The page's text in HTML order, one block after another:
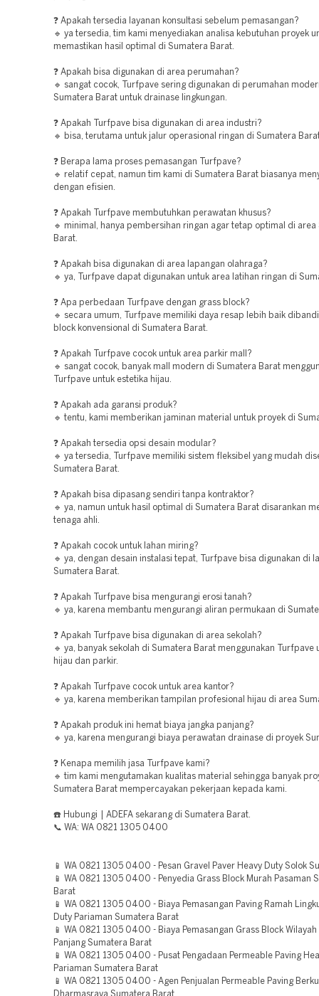
❓ Apakah tersedia layanan konsultasi sebelum pemasangan?
🔹 ya tersedia, tim kami menyediakan analisa kebutuhan proyek
memastikan hasil optimal di Sumatera Barat.
❓ Apakah bisa digunakan di area perumahan?
🔹 sangat cocok, Turfpave sering digunakan di perumahan
Sumatera Barat untuk drainase lingkungan.
❓ Apakah Turfpave bisa digunakan di area industri?
🔹 bisa, terutama untuk jalur operasional ringan di Sumatera
❓ Berapa lama proses pemasangan Turfpave?
🔹 relatif cepat, namun tim kami di Sumatera Barat biasanya
dengan efisien.
❓ Apakah Turfpave membutuhkan perawatan khusus?
🔹 minimal, hanya pembersihan ringan agar tetap optimal di area
Barat.
❓ Apakah bisa digunakan di area lapangan olahraga?
🔹 ya, Turfpave dapat digunakan untuk area latihan ringan di
❓ Apa perbedaan Turfpave dengan grass block?
🔹 secara umum, Turfpave memiliki daya resap lebih baik
block konvensional di Sumatera Barat.
❓ Apakah Turfpave cocok untuk area parkir mall?
🔹 sangat cocok, banyak mall modern di Sumatera Barat
Turfpave untuk estetika hijau.
❓ Apakah ada garansi produk?
🔹 tentu, kami memberikan jaminan material untuk proyek di
❓ Apakah tersedia opsi desain modular?
🔹 ya tersedia, Turfpave memiliki sistem fleksibel yang mudah
Sumatera Barat.
❓ Apakah bisa dipasang sendiri tanpa kontraktor?
🔹 ya, namun untuk hasil optimal di Sumatera Barat disarankan
tenaga ahli.
❓ Apakah cocok untuk lahan miring?
🔹 ya, dengan desain instalasi tepat, Turfpave bisa digunakan di
Sumatera Barat.
❓ Apakah Turfpave bisa mengurangi erosi tanah?
🔹 ya, karena membantu mengurangi aliran permukaan di
❓ Apakah Turfpave bisa digunakan di area sekolah?
🔹 ya, banyak sekolah di Sumatera Barat menggunakan Turfpave
hijau dan parkir.
❓ Apakah Turfpave cocok untuk area kantor?
🔹 ya, karena memberikan tampilan profesional hijau di area
❓ Apakah produk ini hemat biaya jangka panjang?
🔹 ya, karena mengurangi biaya perawatan drainase di proyek
❓ Kenapa memilih jasa Turfpave kami?
🔹 tim kami mengutamakan kualitas material sehingga banyak
Sumatera Barat mempercayakan pekerjaan kepada kami.
☎️ Hubungi | ADEFA sekarang di Sumatera Barat.
📞 WA: WA 0821 1305 0400
📱 WA 0821 1305 0400 - Pesan Gravel Paver Heavy Duty Solok
📱 WA 0821 1305 0400 - Penyedia Grass Block Murah Pasaman
Barat
📱 WA 0821 1305 0400 - Biaya Pemasangan Paving Ramah
Duty Pariaman Sumatera Barat
📱 WA 0821 1305 0400 - Biaya Pemasangan Grass Block Wilayah
Panjang Sumatera Barat
📱 WA 0821 1305 0400 - Pusat Pengadaan Permeable Paving
Pariaman Sumatera Barat
📱 WA 0821 1305 0400 - Agen Penjualan Permeable Paving
Dharmasraya Sumatera Barat